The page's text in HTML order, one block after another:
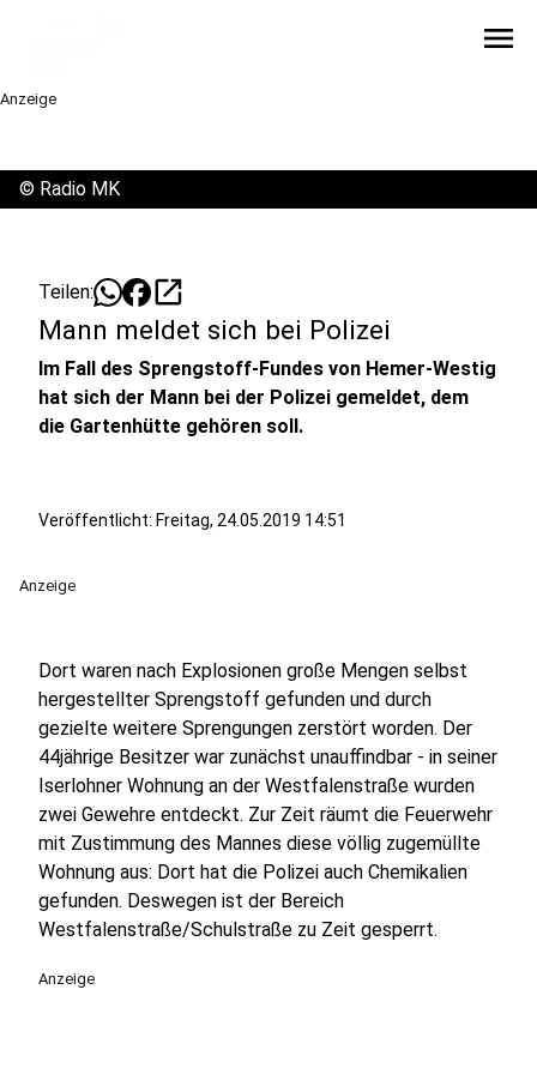
menu
Anzeige
© Radio MK
Teilen: open_in_new
Mann meldet sich bei Polizei
Im Fall des Sprengstoff-Fundes von Hemer-Westig
hat sich der Mann bei der Polizei gemeldet, dem
die Gartenhütte gehören soll.
Veröffentlicht: Freitag, 24.05.2019 14:51
Anzeige
Dort waren nach Explosionen große Mengen selbst
hergestellter Sprengstoff gefunden und durch
gezielte weitere Sprengungen zerstört worden. Der
44jährige Besitzer war zunächst unauffindbar - in seiner
Iserlohner Wohnung an der Westfalenstraße wurden
zwei Gewehre entdeckt. Zur Zeit räumt die Feuerwehr
mit Zustimmung des Mannes diese völlig zugemüllte
Wohnung aus: Dort hat die Polizei auch Chemikalien
gefunden. Deswegen ist der Bereich
Westfalenstraße/Schulstraße zu Zeit gesperrt.
Anzeige